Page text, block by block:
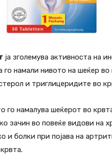
ја зголемува активноста на
намали нивото на шеќер во
и триглицеридите во
го намалува шеќерот во
зачин во повеќе видови на
и болки при појава на